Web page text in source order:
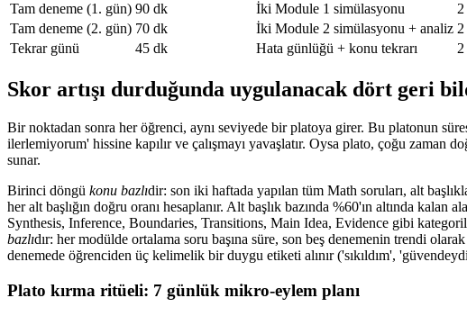
Tam deneme (1. gün) 90 dk İki Module 1 simülasyonu
2
Tam deneme (2. gün) 70 dk İki Module 2 simülasyonu + analiz 2
Tekrar günü
45 dk Hata günlüğü + konu tekrarı 2
Skor artışı durduğunda uygulanacak dört geri
Bir noktadan sonra her öğrenci, aynı seviyede bir platoya girer. Bu platonun
ilerlemiyorum' hissine kapılır ve çalışmayı yavaşlatır. Oysa plato, çoğu
sunar.
Birinci döngü konu bazlıdir: son iki haftada yapılan tüm Math soruları, alt
her alt başlığın doğru oranı hesaplanır. Alt başlık bazında %60'ın altında kalan
Synthesis, Inference, Boundaries, Transitions, Main Idea, Evidence gibi
bazlıdır: her modülde ortalama soru başına süre, son beş denemenin trendi
denemede öğrenciden üç kelimelik bir duygu etiketi alınır ('sıkıldım',
Plato kırma ritüeli: 7 günlük mikro-eylem planı